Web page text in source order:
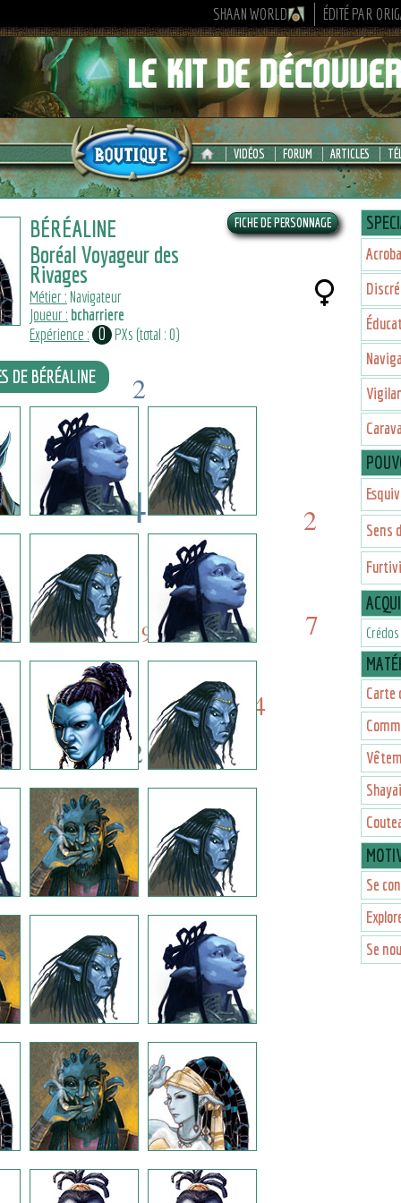
SHAAN WORLD ÉDITÉ PAR
VIDÉOS FORUM ARTICLES
Sens
Crédos
Carte
Se
Se
BÉRÉALINE
Boréal Voyageur des
Rivages
Métier : Navigateur
Joueur : bcharriere
Expérience : 0 PXs (total : 0)
9
8 9
4
8
2
4
2
2
2
2
7
4
DE BÉRÉALINE